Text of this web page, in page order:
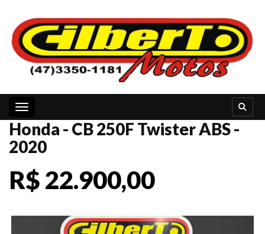
Toggle navigation
Honda - CB 250F Twister ABS -
2020
R$ 22.900,00